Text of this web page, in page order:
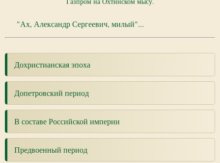
"Ах, Александр Сергеевич, милый"...
Дохристианская эпоха
Допетровский период
В составе Российской империи
Предвоенный период